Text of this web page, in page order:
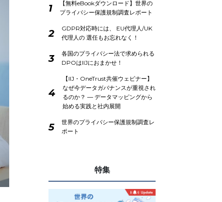
1
【無料eBookダウンロード】世界の
プライバシー保護規制調査レポート
2
GDPR対応時には、 EU代理人/UK
代理人の 選任もお忘れなく！
3
各国のプライバシー法で求められる
DPOはIIJにおまかせ！
4
【IIJ・OneTrust共催ウェビナー】
なぜ今データガバナンスが重視され
るのか？ ― データマッピングから
始める実践と社内展開
5
世界のプライバシー保護規制調査レ
ポート
特集